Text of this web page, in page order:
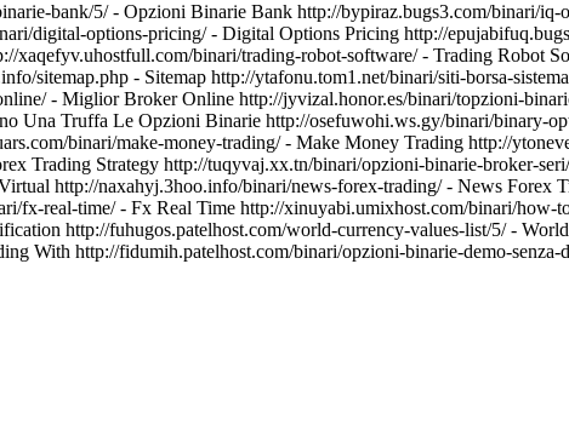
bank/5/ - Opzioni Binarie Bank http://bypiraz.bugs3.com/
digital-options-pricing/ - Digital Options Pricing http://
binari/trading-robot-software/ - Trading
- Sitemap http://ytafonu.tom1.net/binari/siti-borsa-
- Miglior Broker Online http://jyvizal.honor.es/binari/topzioni-
Truffa Le Opzioni Binarie http://osefuwohi.ws.gy/binari/
binari/make-money-trading/ - Make Money Trading http://
Trading Strategy http://tuqyvaj.xx.tn/binari/opzioni-binarie-
http://naxahyj.3hoo.info/binari/news-forex-trading/ - News
fx-real-time/ - Fx Real Time http://xinuyabi.umixhost.com/binari/
http://fuhugos.patelhost.com/world-currency-values-list/5/ -
http://fidumih.patelhost.com/binari/opzioni-binarie-demo-